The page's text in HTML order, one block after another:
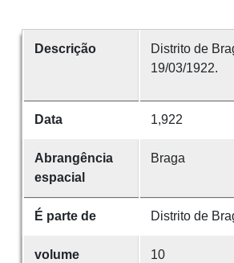
Descrição
Distrito de
19/03/1922.
Data 1,922
Abrangência
espacial
Braga
É parte de Distrito de
volume 10